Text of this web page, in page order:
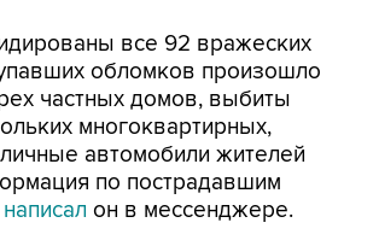
все 92 вражеских
обломков произошло
частных домов, выбиты
многоквартирных,
автомобили жителей
по пострадавшим
написал он в мессенджере.